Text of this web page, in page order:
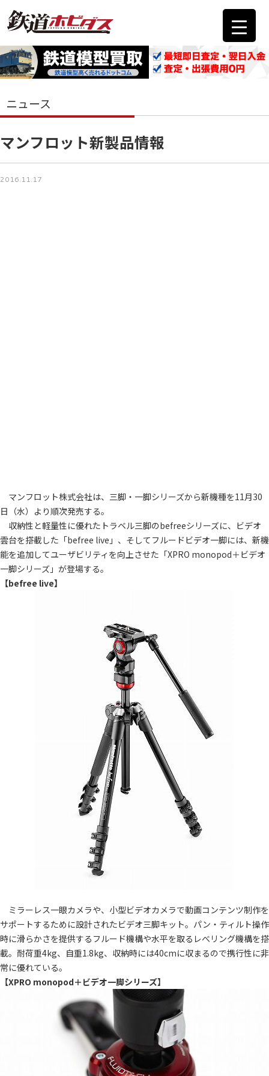
ニュース
マンフロット新製品情報
2016.11.17
マンフロット株式会社は、三脚・一脚シリーズから新機種を11月30
日（水）より順次発売する。
収納性と軽量性に優れたトラベル三脚のbefreeシリーズに、ビデオ
雲台を搭載した「befree live」、そしてフルードビデオ一脚には、新機
能を追加してユーザビリティを向上させた「XPRO monopod＋ビデオ
一脚シリーズ」が登場する。
【befree live】
ミラーレス一眼カメラや、小型ビデオカメラで動画コンテンツ制作を
サポートするために設計されたビデオ三脚キット。パン・ティルト操作
時に滑らかさを提供するフルード機構や水平を取るレべリング機構を搭
載。耐荷重4kg、自重1.8kg、収納時には40cmに収まるので携行性に非
常に優れている。
【XPRO monopod＋ビデオ一脚シリーズ】